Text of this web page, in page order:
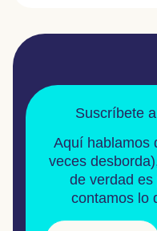
Suscríbete
Aquí hablamos
veces
de verdad
contamos lo